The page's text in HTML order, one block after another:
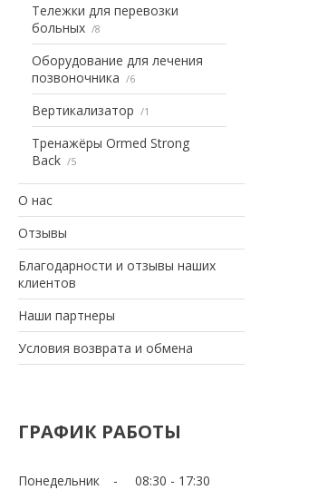
Тележки для перевозки
больных
8
Оборудование для лечения
позвоночника
6
Вертикализатор 1
Тренажёры Ormed Strong
Back
5
О нас
Отзывы
Благодарности и отзывы наших
клиентов
Наши партнеры
Условия возврата и обмена
ГРАФИК РАБОТЫ
Понедельник 08:30 17:30